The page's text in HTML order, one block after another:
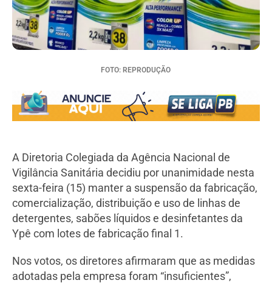
FOTO: REPRODUÇÃO
A Diretoria Colegiada da Agência Nacional de
Vigilância Sanitária decidiu por unanimidade nesta
sexta-feira (15) manter a suspensão da fabricação,
comercialização, distribuição e uso de linhas de
detergentes, sabões líquidos e desinfetantes da
Ypê com lotes de fabricação final 1.
Nos votos, os diretores afirmaram que as medidas
adotadas pela empresa foram “insuficientes”,